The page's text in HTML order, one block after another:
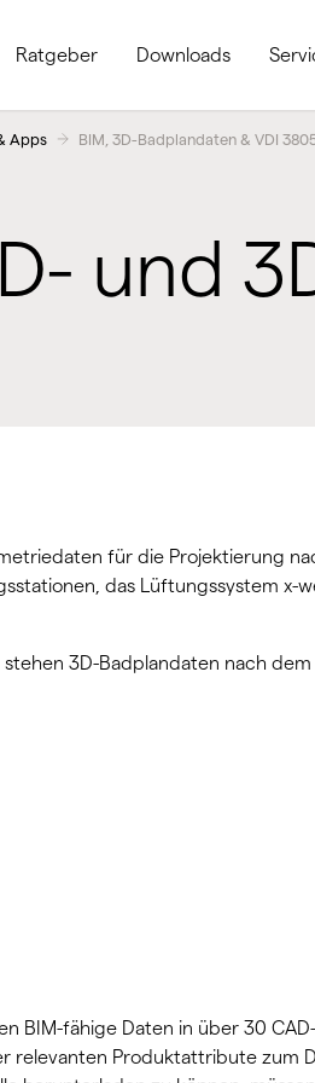
Ratgeber Downloads
Apps BIM, 3D-Badplandaten & VDI
und
für die Projektierung
das Lüftungssystem x-
stehen 3D-Badplandaten nach
BIM-fähige Daten in über 30
relevanten Produktattribute zum